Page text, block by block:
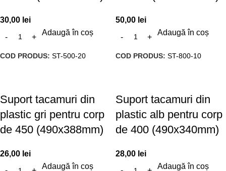
30,00 lei
Adaugă în coș
COD PRODUS: ST-500-20
50,00 lei
Adaugă în coș
COD PRODUS: ST-800-10
Suport tacamuri din
plastic gri pentru corp
de 450 (490x388mm)
26,00 lei
Adaugă în coș
Suport tacamuri din
plastic alb pentru corp
de 400 (490x340mm)
28,00 lei
Adaugă în coș